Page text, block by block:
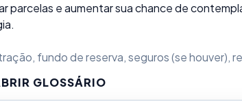
parcelas e aumentar sua chance de
fundo de reserva, seguros (se houver),
GLOSSÁRIO